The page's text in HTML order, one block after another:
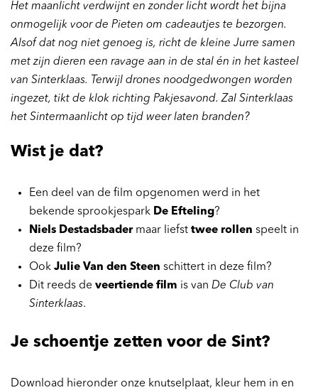
Het maanlicht verdwijnt en zonder licht wordt het bijna
onmogelijk voor de Pieten om cadeautjes te bezorgen.
Alsof dat nog niet genoeg is, richt de kleine Jurre samen
met zijn dieren een ravage aan in de stal én in het kasteel
van Sinterklaas. Terwijl drones noodgedwongen worden
ingezet, tikt de klok richting Pakjesavond. Zal Sinterklaas
het Sintermaanlicht op tijd weer laten branden?
Wist je dat?
Een deel van de film opgenomen werd in het
bekende sprookjespark De Efteling?
Niels Destadsbader maar liefsttwee rollenspeelt in
deze film?
OokJulie Van den Steenschittert in deze film?
Dit reeds deveertiende film is vanDe Club van
Sinterklaas.
Je schoentje zetten voor de Sint?
Download hieronder onze knutselplaat, kleur hem in en